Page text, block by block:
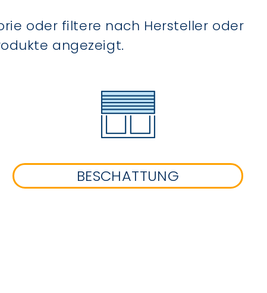
oder filtere nach Hersteller oder
angezeigt.
BESCHATTUNG